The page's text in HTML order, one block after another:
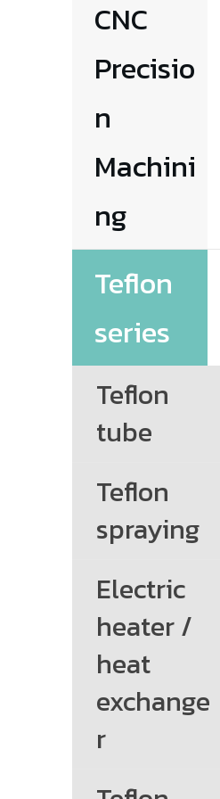
CNC
Precisio
n
Machini
ng
Teflon
series
Teflon
tube
Teflon
spraying
Electric
heater /
heat
exchange
r